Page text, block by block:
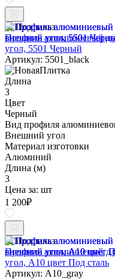
Под заказ
Профиль алюминиевый
угол, 5501 Черный
Артикул: 5501_black
Длина
3
Цвет
Черный
Вид профиля
Внешний угол
Материал изготовки
Алюминий
Длина (м)
3
Цена за: шт
1 200₽
Под заказ
Профиль алюминиевый
угол, A10 цвет Под сталь
Артикул: A10_gray